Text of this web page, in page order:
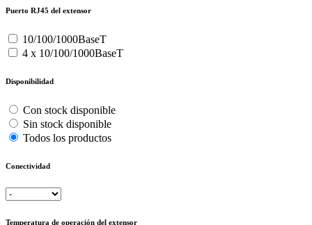
Puerto RJ45 del extensor
10/100/1000BaseT
4 x 10/100/1000BaseT
Disponibilidad
Con stock disponible
Sin stock disponible
Todos los productos
Conectividad
Temperatura de operación del extensor